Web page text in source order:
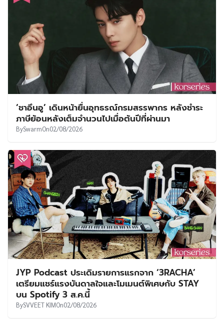
‘ชาอึนอู’ เดินหน้ายื่นอุทธรณ์กรมสรรพากร หลังชำระ
ภาษีย้อนหลังเต็มจำนวนไปเมื่อต้นปีที่ผ่านมา
BySwarmOn02/08/2026
JYP Podcast ประเดิมรายการแรกจาก ‘3RACHA’
เตรียมแชร์แรงบันดาลใจและโมเมนต์พิเศษกับ STAY
บน Spotify 3 ส.ค.นี้
BySVVEET KIMOn02/08/2026